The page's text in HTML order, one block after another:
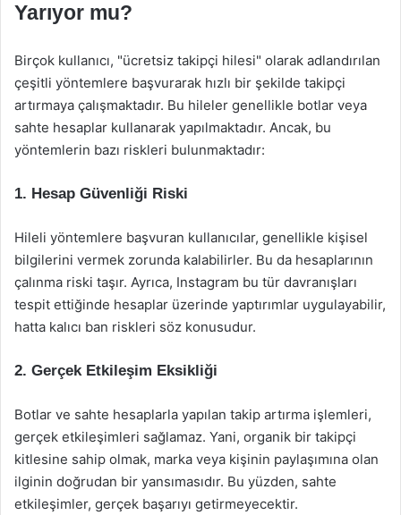
Yarıyor mu?
Birçok kullanıcı, "ücretsiz takipçi hilesi" olarak adlandırılan
çeşitli yöntemlere başvurarak hızlı bir şekilde takipçi
artırmaya çalışmaktadır. Bu hileler genellikle botlar veya
sahte hesaplar kullanarak yapılmaktadır. Ancak, bu
yöntemlerin bazı riskleri bulunmaktadır:
1. Hesap Güvenliği Riski
Hileli yöntemlere başvuran kullanıcılar, genellikle kişisel
bilgilerini vermek zorunda kalabilirler. Bu da hesaplarının
çalınma riski taşır. Ayrıca, Instagram bu tür davranışları
tespit ettiğinde hesaplar üzerinde yaptırımlar uygulayabilir,
hatta kalıcı ban riskleri söz konusudur.
2. Gerçek Etkileşim Eksikliği
Botlar ve sahte hesaplarla yapılan takip artırma işlemleri,
gerçek etkileşimleri sağlamaz. Yani, organik bir takipçi
kitlesine sahip olmak, marka veya kişinin paylaşımına olan
ilginin doğrudan bir yansımasıdır. Bu yüzden, sahte
etkileşimler, gerçek başarıyı getirmeyecektir.